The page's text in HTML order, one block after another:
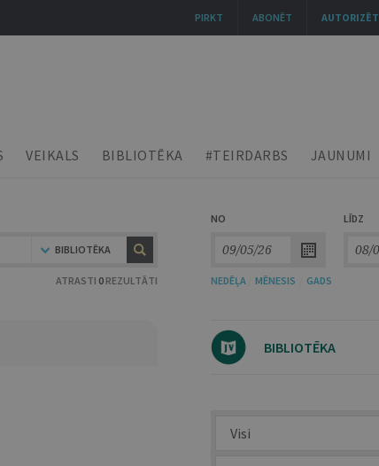
VEIKALS BIBLIOTĒKA #TEIRDARBS JAUNUMI
BIBLIOTĒKA
ATRASTI 0 REZULTĀTI
NO LĪDZ
NEDĒĻA MĒNESIS GADS
BIBLIOTĒKA
Visi
ABONĒT
PIRKT